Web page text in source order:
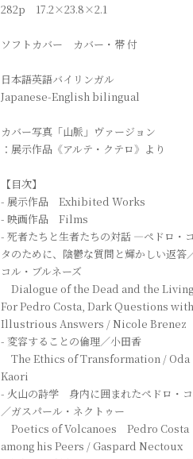
282p 17.2×23.8×2.1
ソフトカバー カバー・帯 付
日本語英語バイリンガル
Japanese-English bilingual
カバー写真「山脈」ヴァージョン
：展示作品《アルテ・クテロ》より
【目次】
- 展示作品 Exhibited Works
- 映画作品 Films
- 死者たちと生者たちの対話 ―ペドロ・
タのために、陰鬱な質問と輝かしい返答
コル・ブルネーズ
Dialogue of the Dead and the
For Pedro Costa, Dark Questions with
Illustrious Answers / Nicole Brenez
- 変容することの倫理／小田香
The Ethics of Transformation / Oda
Kaori
- 火山の詩学 身内に囲まれたペドロ・
／ガスパール・ネクトゥー
Poetics of Volcanoes Pedro Costa
among his Peers / Gaspard Nectoux